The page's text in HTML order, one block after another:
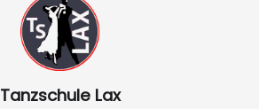
Tanzschule Lax